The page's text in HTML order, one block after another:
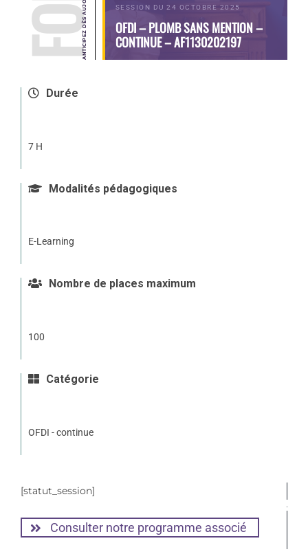
SESSION DU 24 OCTOBRE 2025
OFDI – PLOMB SANS MENTION –
CONTINUE – AF1130202197
Durée
7 H
Modalités pédagogiques
E-Learning
Nombre de places maximum
100
Catégorie
OFDI - continue
[statut_session]
Consulter notre programme associé